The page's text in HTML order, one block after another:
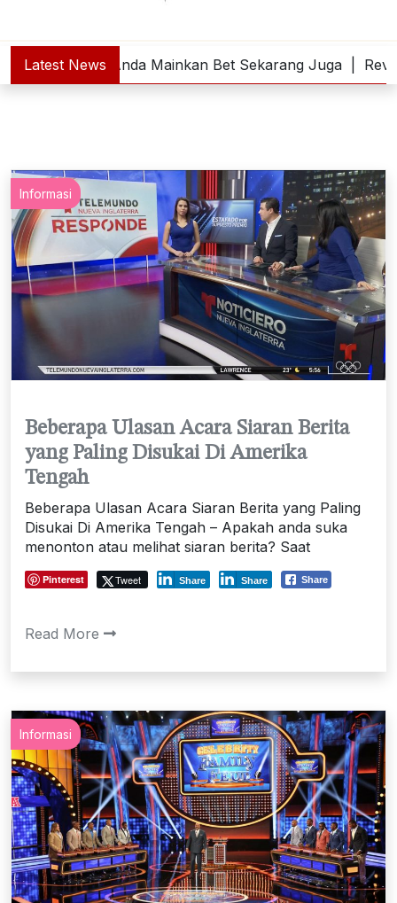
Latest News
Online Anda Mainkan Bet Sekarang Juga |Review
Informasi
Beberapa Ulasan Acara Siaran Berita
yang Paling Disukai Di Amerika
Tengah
Beberapa Ulasan Acara Siaran Berita yang Paling
Disukai Di Amerika Tengah – Apakah anda suka
menonton atau melihat siaran berita? Saat
Pinterest Tweet Share Share Share
Read More
Informasi